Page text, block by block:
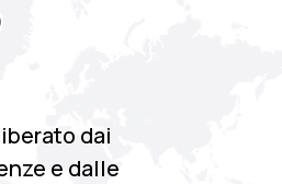
dai
e dalle